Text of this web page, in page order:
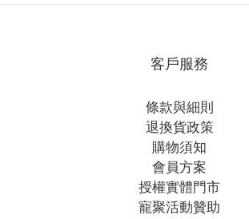
客戶服務
條款與細則
退換貨政策
購物須知
會員方案
授權實體門市
寵聚活動贊助